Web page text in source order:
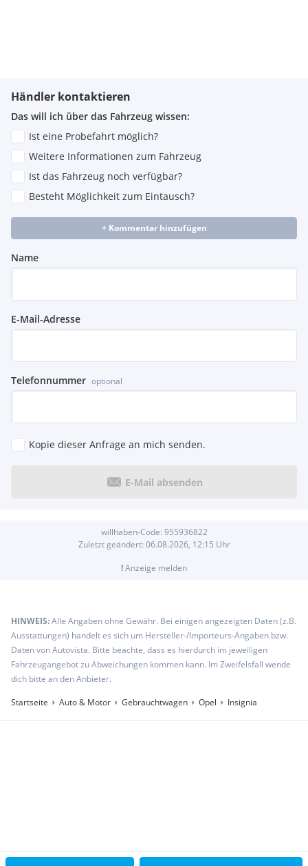
Händler kontaktieren
Das will ich über das Fahrzeug wissen:
Ist eine Probefahrt möglich?
Weitere Informationen zum Fahrzeug
Ist das Fahrzeug noch verfügbar?
Besteht Möglichkeit zum Eintausch?
+ Kommentar hinzufügen
Name
E-Mail-Adresse
Telefonnummer optional
Kopie dieser Anfrage an mich senden.
E-Mail absenden
willhaben-Code: 955936822
Zuletzt geändert: 06.08.2026, 12:15 Uhr
!Anzeige melden
HINWEIS:Alle Angaben ohne Gewähr. Bei einigen angezeigten Daten (z.B.
Ausstattungen) handelt es sich um Hersteller-/Importeurs-Angaben bzw.
Daten von Autovista. Bitte beachte, dass es hierdurch im jeweiligen
Fahrzeugangebot zu Abweichungen kommen kann. Im Zweifelsfall wende
dich bitte an den Anbieter.
Startseite
Auto & Motor Gebrauchtwagen Opel Insignia